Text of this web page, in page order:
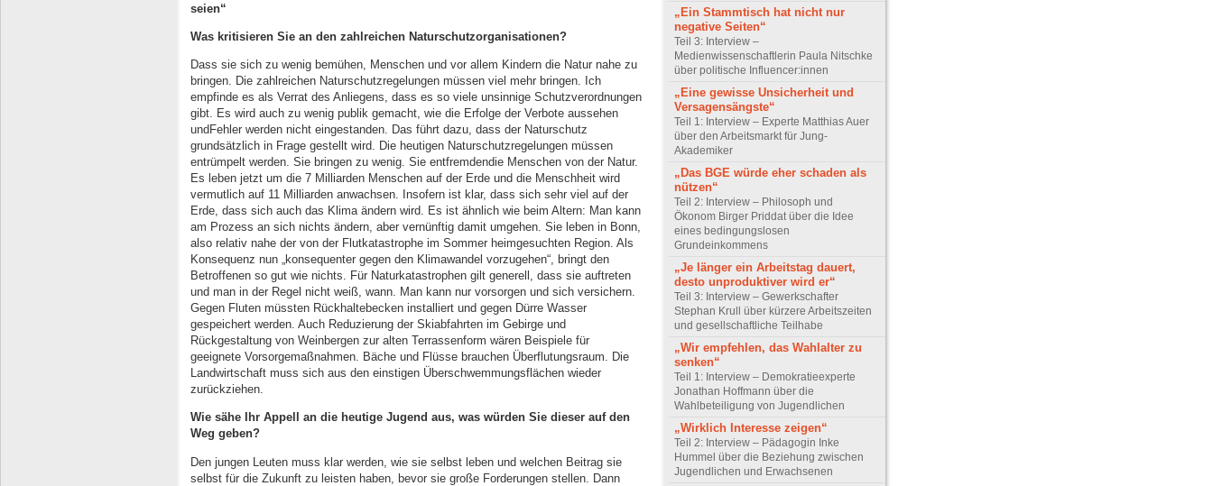
seien“
Was kritisieren Sie an den zahlreichen Naturschutzorganisationen?
Dass sie sich zu wenig bemühen, Menschen und vor allem Kindern die Natur nahe zu
bringen. Die zahlreichen Naturschutzregelungen müssen viel mehr bringen. Ich
empfinde es als Verrat des Anliegens, dass es so viele unsinnige Schutzverordnungen
gibt. Es wird auch zu wenig publik gemacht, wie die Erfolge der Verbote aussehen
undFehler werden nicht eingestanden. Das führt dazu, dass der Naturschutz
grundsätzlich in Frage gestellt wird. Die heutigen Naturschutzregelungen müssen
entrümpelt werden. Sie bringen zu wenig. Sie entfremdendie Menschen von der Natur.
Es leben jetzt um die 7 Milliarden Menschen auf der Erde und die Menschheit wird
vermutlich auf 11 Milliarden anwachsen. Insofern ist klar, dass sich sehr viel auf der
Erde, dass sich auch das Klima ändern wird. Es ist ähnlich wie beim Altern: Man kann
am Prozess an sich nichts ändern, aber vernünftig damit umgehen. Sie leben in Bonn,
also relativ nahe der von der Flutkatastrophe im Sommer heimgesuchten Region. Als
Konsequenz nun „konsequenter gegen den Klimawandel vorzugehen“, bringt den
Betroffenen so gut wie nichts. Für Naturkatastrophen gilt generell, dass sie auftreten
und man in der Regel nicht weiß, wann. Man kann nur vorsorgen und sich versichern.
Gegen Fluten müssten Rückhaltebecken installiert und gegen Dürre Wasser
gespeichert werden. Auch Reduzierung der Skiabfahrten im Gebirge und
Rückgestaltung von Weinbergen zur alten Terrassenform wären Beispiele für
geeignete Vorsorgemaßnahmen. Bäche und Flüsse brauchen Überflutungsraum. Die
Landwirtschaft muss sich aus den einstigen Überschwemmungsflächen wieder
zurückziehen.
Wie sähe Ihr Appell an die heutige Jugend aus, was würden Sie dieser auf den
Weg geben?
Den jungen Leuten muss klar werden, wie sie selbst leben und welchen Beitrag sie
selbst für die Zukunft zu leisten haben, bevor sie große Forderungen stellen. Dann
„Ein Stammtisch hat nicht nur
negative Seiten“
Teil 3: Interview –
Medienwissenschaftlerin Paula Nitschke
über politische Influencer:innen
„Eine gewisse Unsicherheit und
Versagensängste“
Teil 1: Interview – Experte Matthias Auer
über den Arbeitsmarkt für Jung-
Akademiker
„Das BGE würde eher schaden als
nützen“
Teil 2: Interview – Philosoph und
Ökonom Birger Priddat über die Idee
eines bedingungslosen
Grundeinkommens
„Je länger ein Arbeitstag dauert,
desto unproduktiver wird er“
Teil 3: Interview – Gewerkschafter
Stephan Krull über kürzere Arbeitszeiten
und gesellschaftliche Teilhabe
„Wir empfehlen, das Wahlalter zu
senken“
Teil 1: Interview – Demokratieexperte
Jonathan Hoffmann über die
Wahlbeteiligung von Jugendlichen
„Wirklich Interesse zeigen“
Teil 2: Interview – Pädagogin Inke
Hummel über die Beziehung zwischen
Jugendlichen und Erwachsenen